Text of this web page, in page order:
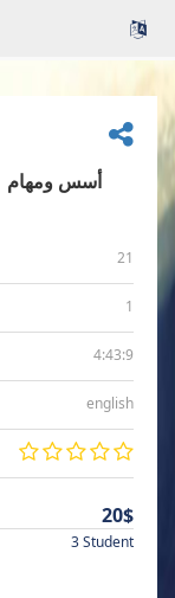
21
1
4:43:9
english
20$
3 Student